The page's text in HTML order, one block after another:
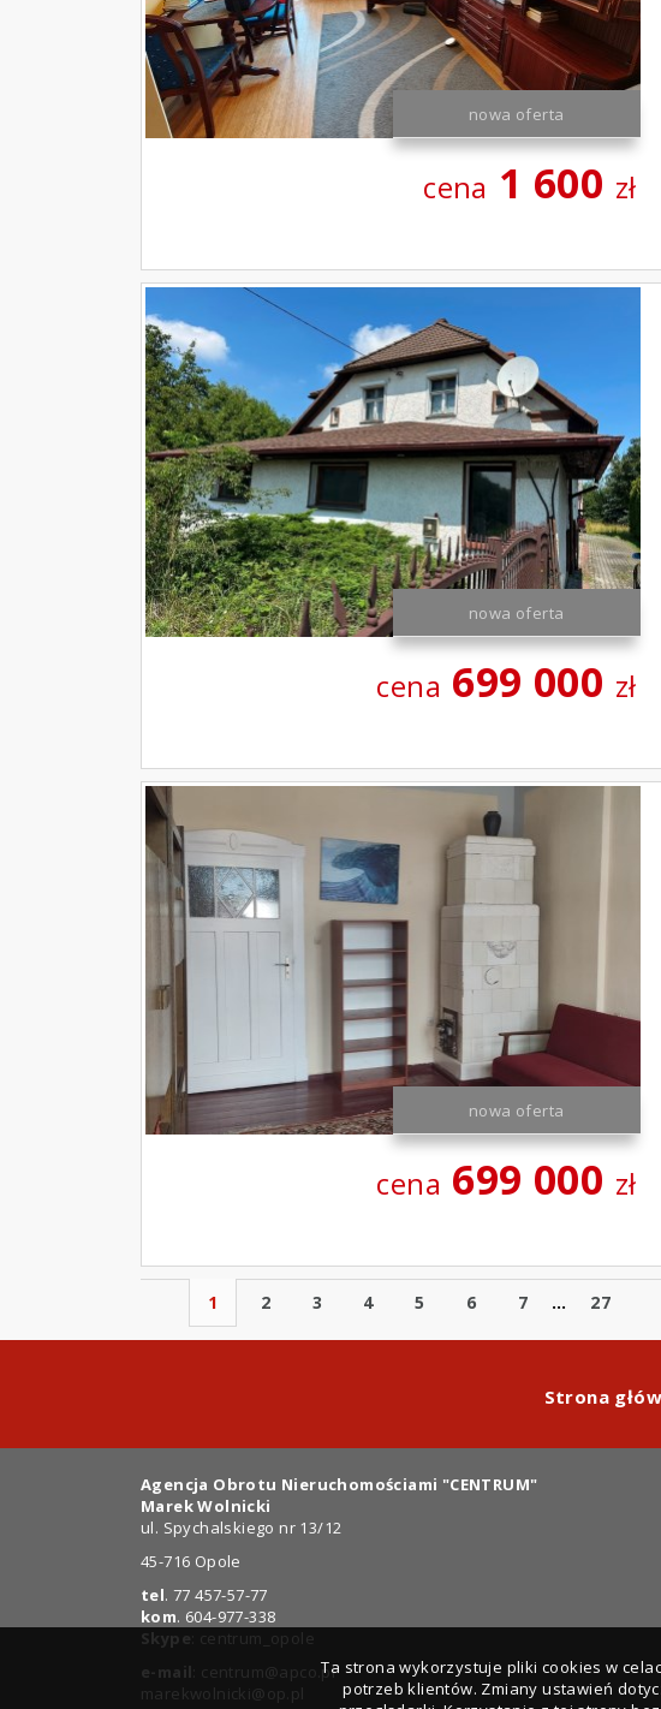
nowa oferta
cena 1 600 zł
nowa oferta
cena 699 000 zł
nowa oferta
cena 699 000 zł
1 2 3 4 5 6 7 ... 27
Strona
Agencja Obrotu Nieruchomościami "CENTRUM"
Marek Wolnicki
ul. Spychalskiego nr 13/12
45-716 Opole
tel. 77 457-57-77
kom. 604-977-338
Skype : centrum_opole
e-mail centrum@apco.pl
marekwolnicki@op.pl
Ta strona wykorzystuje pliki cookies w
potrzeb klientów. Zmiany ustawień